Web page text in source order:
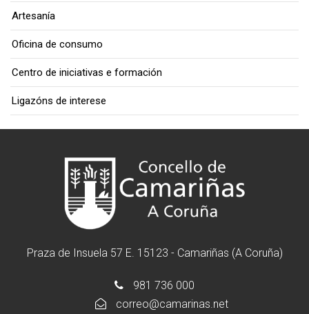
Artesanía
Oficina de consumo
Centro de iniciativas e formación
Ligazóns de interese
Praza de Insuela 57 E. 15123 - Camariñas (A Coruña)
981 736 000
correo@camarinas.net